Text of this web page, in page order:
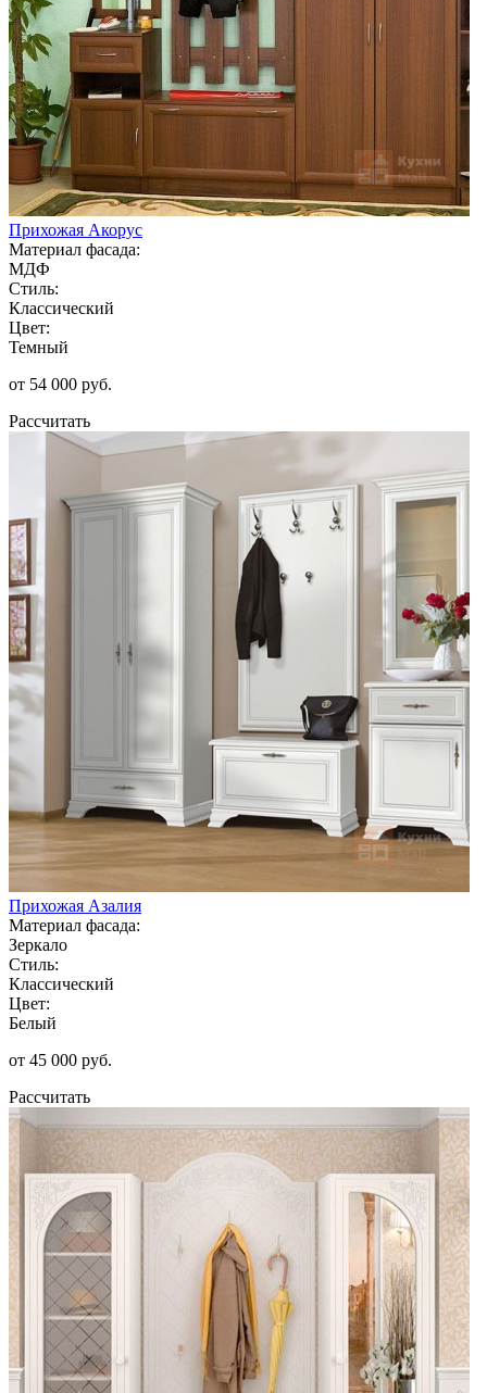
Прихожая Акорус
Материал фасада:
МДФ
Стиль:
Классический
Цвет:
Темный
от 54 000 руб.
Рассчитать
Прихожая Азалия
Материал фасада:
Зеркало
Стиль:
Классический
Цвет:
Белый
от 45 000 руб.
Рассчитать